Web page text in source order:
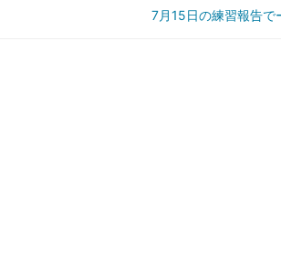
7月15日の練習報告で